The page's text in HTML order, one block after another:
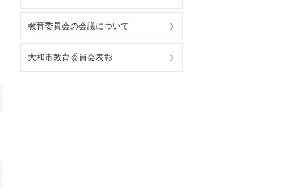
教育委員会の会議について
大和市教育委員会表彰